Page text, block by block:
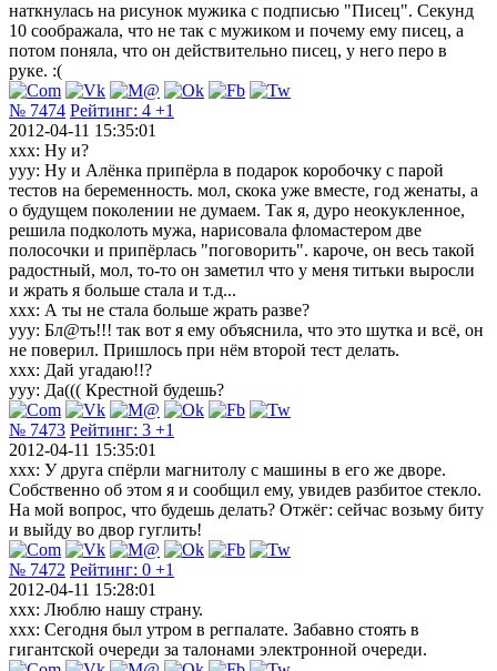
наткнулась на рисунок мужика с подписью "Писец". Секунд
10 соображала, что не так с мужиком и почему ему писец, а
потом поняла, что он действительно писец, у него перо в
руке. :(
№ 7474 Рейтинг: 4 +1
2012-04-11 15:35:01
ххх: Ну и?
ууу: Ну и Алёнка припёрла в подарок коробочку с парой
тестов на беременность. мол, скока уже вместе, год женаты, а
о будущем поколении не думаем. Так я, дуро неокукленное,
решила подколоть мужа, нарисовала фломастером две
полосочки и припёрлась "поговорить". кароче, он весь такой
радостный, мол, то-то он заметил что у меня титьки выросли
и жрать я больше стала и т.д...
ххх: А ты не стала больше жрать разве?
ууу: Бл@ть!!! так вот я ему объяснила, что это шутка и всё, он
не поверил. Пришлось при нём второй тест делать.
ххх: Дай угадаю!!?
ууу: Да((( Крестной будешь?
№ 7473 Рейтинг: 3 +1
2012-04-11 15:35:01
xxx: У друга спёрли магнитолу с машины в его же дворе.
Собственно об этом я и сообщил ему, увидев разбитое стекло.
На мой вопрос, что будешь делать? Отжёг: сейчас возьму биту
и выйду во двор гуглить!
№ 7472 Рейтинг: 0 +1
2012-04-11 15:28:01
xxx: Люблю нашу страну.
xxx: Сегодня был утром в регпалате. Забавно стоять в
гигантской очереди за талонами электронной очереди.